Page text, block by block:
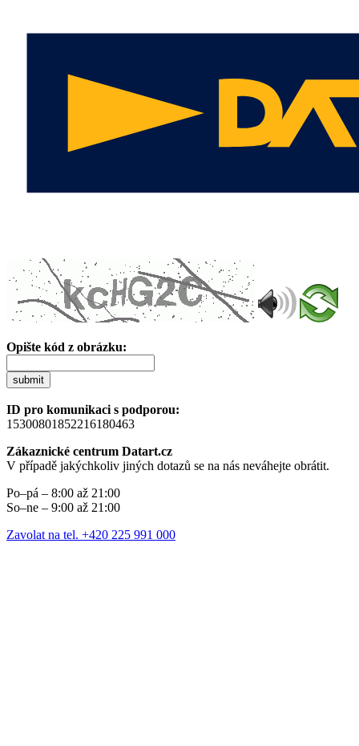
Opište kód z obrázku:
submit
ID pro komunikaci s podporou:
15300801852216180463
Zákaznické centrum Datart.cz
V případě jakýchkoliv jiných dotazů se na nás neváhejte obrátit.
Po–pá – 8:00 až 21:00
So–ne – 9:00 až 21:00
Zavolat na tel. +420 225 991 000